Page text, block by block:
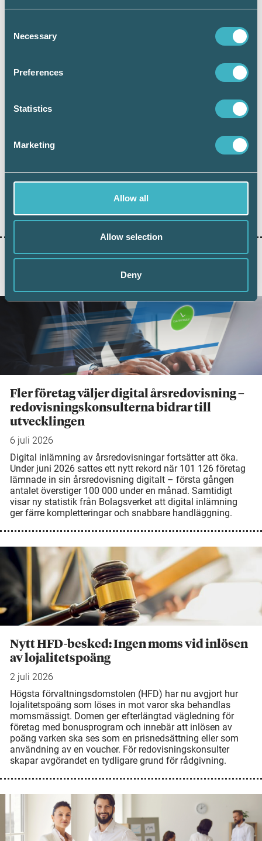
Selection
Necessary
Preferences
Statistics
Marketing
Allow all
Allow selection
Deny
digg.se >>
europa.eu >>
Fler företag väljer digital årsredovisning –
redovisningskonsulterna bidrar till
utvecklingen
6 juli 2026
Digital inlämning av årsredovisningar fortsätter att öka.
Under juni 2026 sattes ett nytt rekord när 101 126 företag
lämnade in sin årsredovisning digitalt – första gången
antalet överstiger 100 000 under en månad. Samtidigt
visar ny statistik från Bolagsverket att digital inlämning
ger färre kompletteringar och snabbare handläggning.
Nytt HFD-besked: Ingen moms vid inlösen
av lojalitetspoäng
2 juli 2026
Högsta förvaltningsdomstolen (HFD) har nu avgjort hur
lojalitetspoäng som löses in mot varor ska behandlas
momsmässigt. Domen ger efterlängtad vägledning för
företag med bonusprogram och innebär att inlösen av
poäng varken ska ses som en prisnedsättning eller som
användning av en voucher. För redovisningskonsulter
skapar avgörandet en tydligare grund för rådgivning.